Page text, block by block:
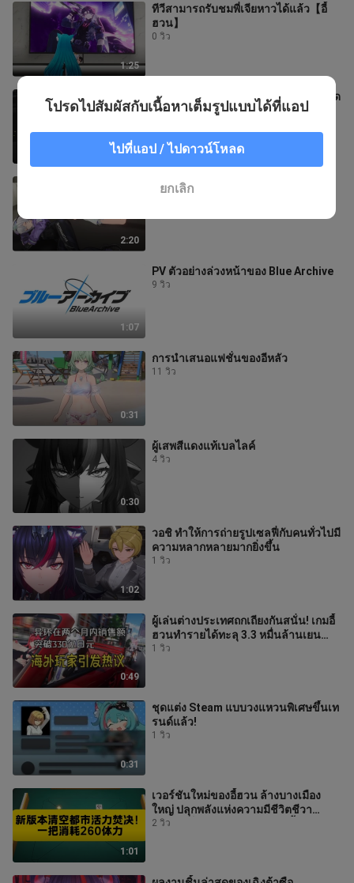
1:25
ทีวีสามารถรับชมพี่เจียหาวได้แล้ว【อี้
ฮวน】
0 วิว
0:36
อีหลัวจะมอบของขวัญชิ้นไหนคุ้มค่าที่สุด
1 วิว
2:20
อีหลัวเล่นตอบโต้ตอนนอน
1:07
PV ตัวอย่างล่วงหน้าของ Blue Archive
9 วิว
0:31
การนำเสนอแฟชั่นของอีหลัว
11 วิว
0:30
ผู้เสพสีแดงแท้เบลไลค์
4 วิว
1:02
วอชิ ทำให้การถ่ายรูปเซลฟี่กับคนทั่วไปมี
ความหลากหลายมากยิ่งขึ้น
1 วิว
0:49
ผู้เล่นต่างประเทศถกเถียงกันสนั่น! เกมอี้
ฮวนทำรายได้ทะลุ 3.3 หมื่นล้านเยน
ภายในสองเดือน!
1 วิว
0:31
ชุดแต่ง Steam แบบวงแหวนพิเศษขึ้นเท
รนด์แล้ว!
1 วิว
1:01
เวอร์ชันใหม่ของอี้ฮวน ล้างบางเมือง
ใหญ่ ปลุกพลังแห่งความมีชีวิตชีวา
จัดการเด็ดขาด! ใช้พลังกายครั้งละ
2 วิว
โปรดไปสัมผัสกับเนื้อหาเต็มรูปแบบได้ที่แอป
ไปที่แอป / ไปดาวน์โหลด
ยกเลิก